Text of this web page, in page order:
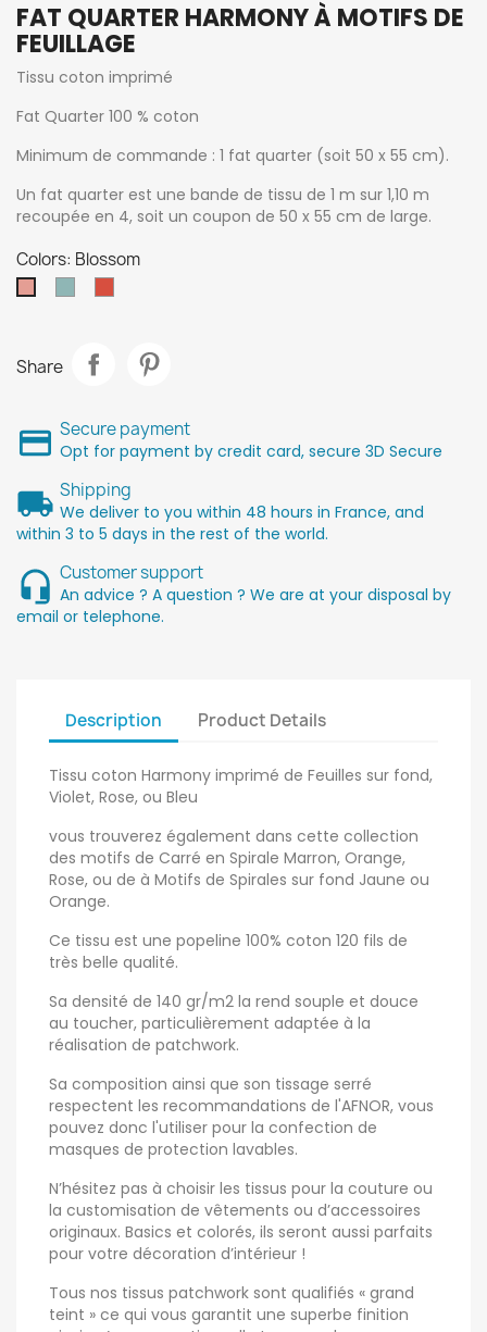
FAT QUARTER HARMONY À MOTIFS DE
FEUILLAGE
Tissu coton imprimé
Fat Quarter 100 % coton
Minimum de commande : 1 fat quarter (soit 50 x 55 cm).
Un fat quarter est une bande de tissu de 1 m sur 1,10 m
recoupée en 4, soit un coupon de 50 x 55 cm de large.
Colors: Blossom
Share
Secure payment
Opt for payment by credit card, secure 3D Secure
Shipping
We deliver to you within 48 hours in France, and
within 3 to 5 days in the rest of the world.
Customer support
An advice ? A question ? We are at your disposal by
email or telephone.
Description Product Details
Tissu coton Harmony imprimé de Feuilles sur fond,
Violet, Rose, ou Bleu
vous trouverez également dans cette collection
des motifs de Carré en Spirale Marron, Orange,
Rose, ou de à Motifs de Spirales sur fond Jaune ou
Orange.
Ce tissu est une popeline 100% coton 120 fils de
très belle qualité.
Sa densité de 140 gr/m2 la rend souple et douce
au toucher, particulièrement adaptée à la
réalisation de patchwork.
Sa composition ainsi que son tissage serré
respectent les recommandations de l'AFNOR, vous
pouvez donc l'utiliser pour la confection de
masques de protection lavables.
N’hésitez pas à choisir les tissus pour la couture ou
la customisation de vêtements ou d’accessoires
originaux. Basics et colorés, ils seront aussi parfaits
pour votre décoration d’intérieur !
Tous nos tissus patchwork sont qualifiés « grand
teint » ce qui vous garantit une superbe finition